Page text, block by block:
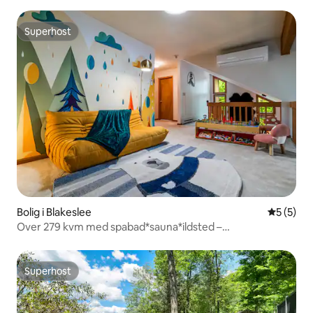
Superhost
Superhost
Bolig i Blakeslee 5 ud af 5
5 (5)
Over 279 kvm med spabad*sauna*ildsted –
Superhost
Superhost